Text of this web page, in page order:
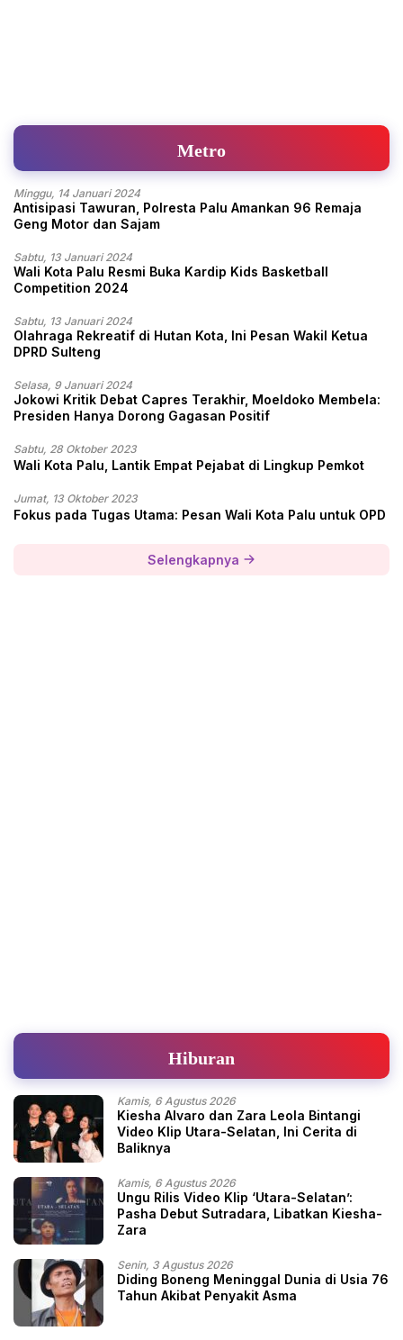
Metro
Minggu, 14 Januari 2024
Antisipasi Tawuran, Polresta Palu Amankan 96 Remaja
Geng Motor dan Sajam
Sabtu, 13 Januari 2024
Wali Kota Palu Resmi Buka Kardip Kids Basketball
Competition 2024
Sabtu, 13 Januari 2024
Olahraga Rekreatif di Hutan Kota, Ini Pesan Wakil Ketua
DPRD Sulteng
Selasa, 9 Januari 2024
Jokowi Kritik Debat Capres Terakhir, Moeldoko Membela:
Presiden Hanya Dorong Gagasan Positif
Sabtu, 28 Oktober 2023
Wali Kota Palu, Lantik Empat Pejabat di Lingkup Pemkot
Jumat, 13 Oktober 2023
Fokus pada Tugas Utama: Pesan Wali Kota Palu untuk OPD
Selengkapnya
Hiburan
Kamis, 6 Agustus 2026
Kiesha Alvaro dan Zara Leola Bintangi
Video Klip Utara-Selatan, Ini Cerita di
Baliknya
Kamis, 6 Agustus 2026
Ungu Rilis Video Klip ‘Utara-Selatan’:
Pasha Debut Sutradara, Libatkan Kiesha-
Zara
Senin, 3 Agustus 2026
Diding Boneng Meninggal Dunia di Usia 76
Tahun Akibat Penyakit Asma